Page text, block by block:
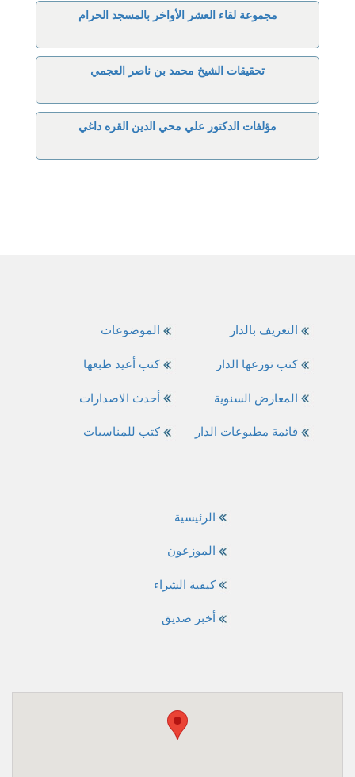
مجموعة لقاء العشر الأواخر بالمسجد الحرام
تحقيقات الشيخ محمد بن ناصر العجمي
مؤلفات الدكتور علي محي الدين القره داغي
الموضوعات
كتب أعيد طبعها
أحدث الاصدارات
كتب للمناسبات
التعريف بالدار
كتب توزعها الدار
المعارض السنوية
قائمة مطبوعات الدار
الرئيسية
الموزعون
كيفية الشراء
أخبر صديق